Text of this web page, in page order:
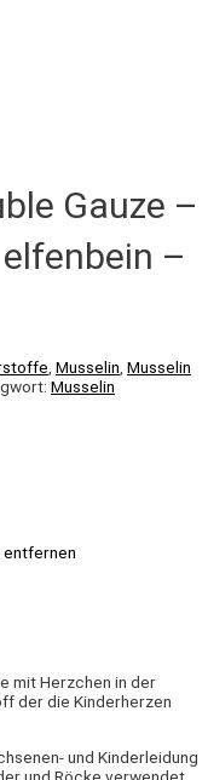
Gauze –
–
Musselin Musselin
Musselin
entfernen
mit Herzchen in der
der die Kinderherzen
und Kinderleidung
und Röcke verwendet.